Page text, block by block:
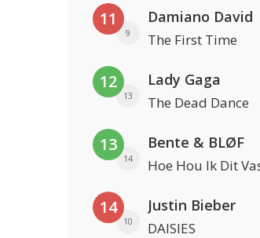
11
9
Damiano David
The First Time
12
13
Lady Gaga
The Dead Dance
13
14
Bente & BLØF
Hoe Hou Ik Dit
14
10
Justin Bieber
DAISIES